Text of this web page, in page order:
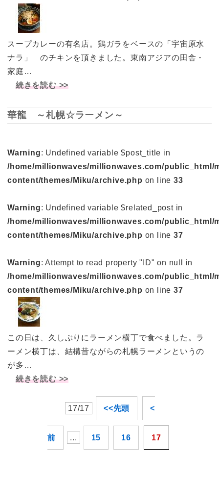
スープカレーの有名店。鶏ガラをベースの「宇宙原水
ナラ」 のチキンを頂きました。東南アジアの田舎・
家庭…
続きを読む >>
華龍 ～札幌☆ラーメン～
Warning: Undefined variable $post_title in
/home/millionwaves/millionwaves.com/public_html/
content/themes/Miku/archive.php on line33
Warning: Undefined variable $related_post in
/home/millionwaves/millionwaves.com/public_html/
content/themes/Miku/archive.php on line37
Warning: Attempt to read property "ID" on null in
/home/millionwaves/millionwaves.com/public_html/
content/themes/Miku/archive.php on line37
この日は、久しぶりにラーメン横丁で食べました。ラ
ーメン横丁は、結構昔ながらの札幌ラーメンというの
が多…
続きを読む >>
17/17 <<先頭 <
前 ... 15 16 17